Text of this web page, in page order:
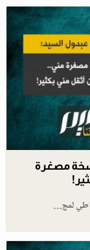
مصغرة
لمج…